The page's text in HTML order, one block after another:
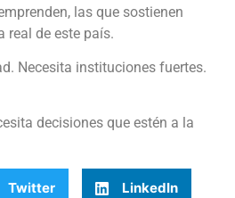
las que sostienen
real de este país.
Necesita instituciones fuertes.
decisiones que estén a la
Twitter LinkedIn